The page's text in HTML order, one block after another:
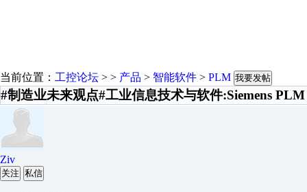
当前位置： 工控论坛 > > 产品 > 智能软件 > PLM 我要发帖
#制造业未来观点#工业信息技术与软件:Siemens
Ziv
关注 私信